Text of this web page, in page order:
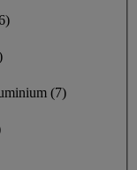
(7)